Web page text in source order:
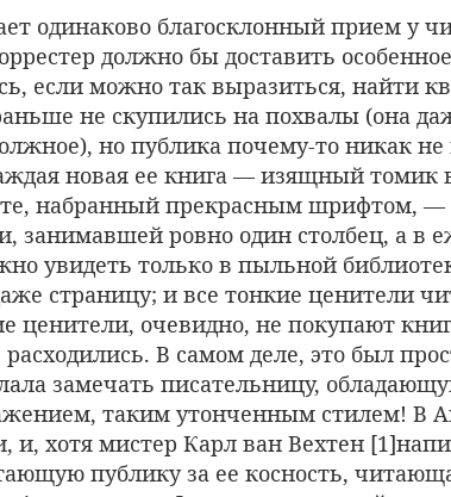
одинаково благосклонный прием у
должно бы доставить
если можно так выразиться, найти
не скупились на похвалы (она
но публика почему-то никак не
новая ее книга — изящный томик
набранный прекрасным шрифтом, —
занимавшей ровно один столбец, а в
увидеть только в пыльной
страницу; и все тонкие ценители
ценители, очевидно, не покупают
В самом деле, это был
замечать писательницу,
таким утонченным стилем! В
и, хотя мистер Карл ван Вехтен
публику за ее косность,